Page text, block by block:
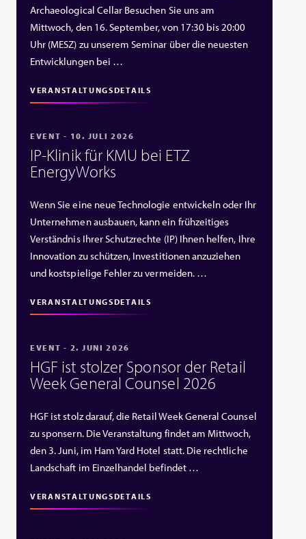
Archaeological Cellar Besuchen Sie uns am
Mittwoch, den 16. September, von 17:30 bis 20:00
Uhr (MESZ) zu unserem Seminar über die neuesten
Entwicklungen bei …
VERANSTALTUNGSDETAILS
EVENT - 10. JULI 2026
IP‑Klinik für KMU bei ETZ
EnergyWorks
Wenn Sie eine neue Technologie entwickeln oder Ihr
Unternehmen ausbauen, kann ein frühzeitiges
Verständnis Ihrer Schutzrechte (IP) Ihnen helfen, Ihre
Innovation zu schützen, Investitionen anzuziehen
und kostspielige Fehler zu vermeiden. …
VERANSTALTUNGSDETAILS
EVENT - 2. JUNI 2026
HGF ist stolzer Sponsor der Retail
Week General Counsel 2026
HGF ist stolz darauf, die Retail Week General Counsel
zu sponsern. Die Veranstaltung findet am Mittwoch,
den 3. Juni, im Ham Yard Hotel statt. Die rechtliche
Landschaft im Einzelhandel befindet …
VERANSTALTUNGSDETAILS